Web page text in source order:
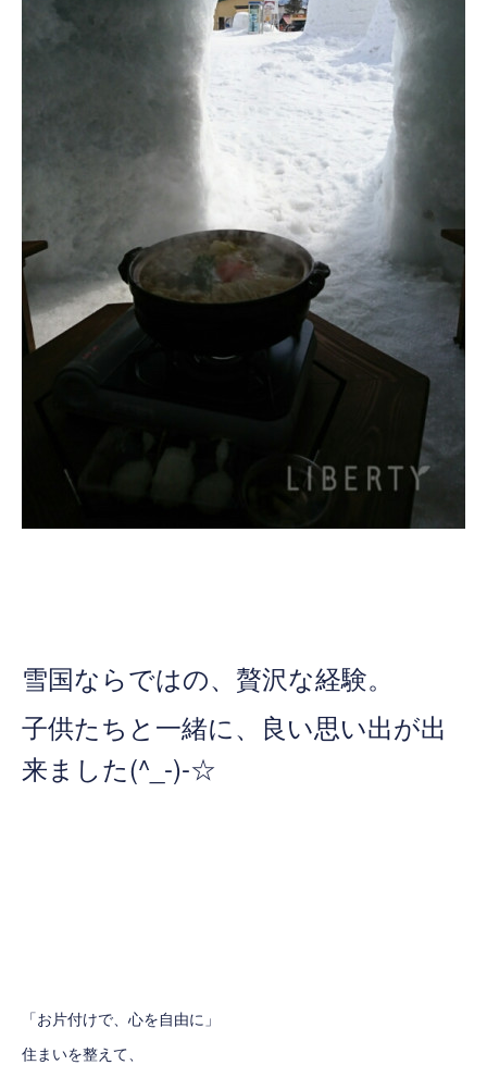
雪国ならではの、贅沢な経験。
子供たちと一緒に、良い思い出が出
来ました(^_-)-☆
「お片付けで、心を自由に」
住まいを整えて、